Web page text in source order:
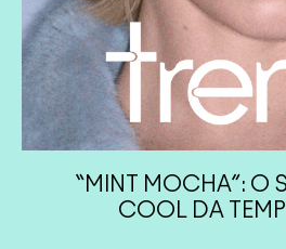
“MINT MOCHA”: O
COOL DA